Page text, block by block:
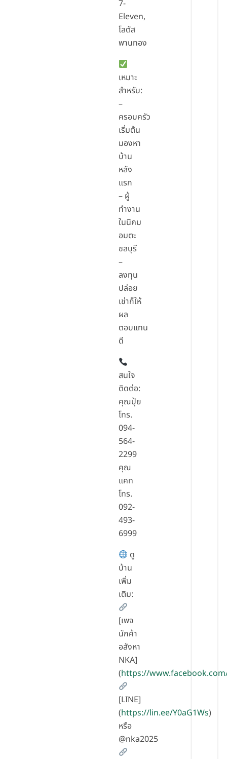
7-
Eleven,
โลตัส
พานทอง
เหมาะ
สำหรับ:
–
ครอบครัว
เริ่มต้น
มองหา
บ้าน
หลัง
แรก
– ผู้
ทำงาน
ในนิคม
อมตะ
ชลบุรี
–
ลงทุน
ปล่อย
เช่าก็ให้
ผล
ตอบแทน
ดี
สนใจ
ติดต่อ:
คุณปุ้ย
โทร.
094-
564-
2299
คุณ
แคท
โทร.
092-
493-
6999
ดู
บ้าน
เพิ่ม
เติม:
[เพจ
นักค้า
อสังหา
NKA]
(https://
[LINE]
(https://lin.ee/Y0aG1Ws)
หรือ
@nka2025